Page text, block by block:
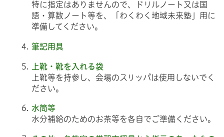
特に指定はありませんので、ドリルノート又は国
語・算数ノート等を、「わくわく地域未来塾」用に
準備してください。
筆記用具
上靴・靴を入れる袋
上靴等を持参し、会場のスリッパは使用しないでく
ださい。
水筒等
水分補給のためのお茶等を各自でご準備ください。